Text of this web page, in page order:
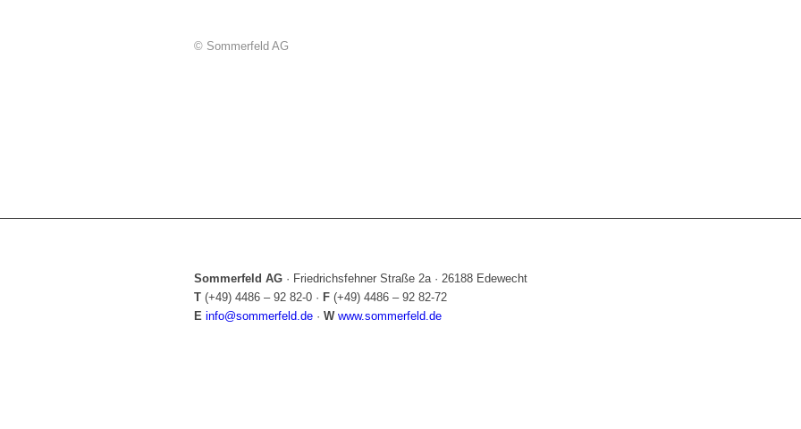
© Sommerfeld AG
Sommerfeld AG · Friedrichsfehner Straße 2a · 26188 Edewecht
T (+49) 4486 – 92 82-0 · F (+49) 4486 – 92 82-72
E info@sommerfeld.de · W www.sommerfeld.de